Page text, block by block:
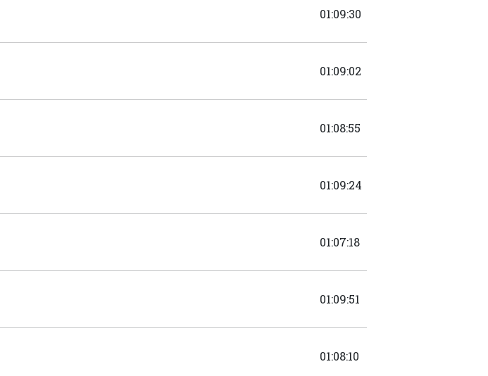
01:09:30
01:09:02
01:08:55
01:09:24
01:07:18
01:09:51
01:08:10